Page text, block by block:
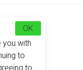
you with
to
to
OK